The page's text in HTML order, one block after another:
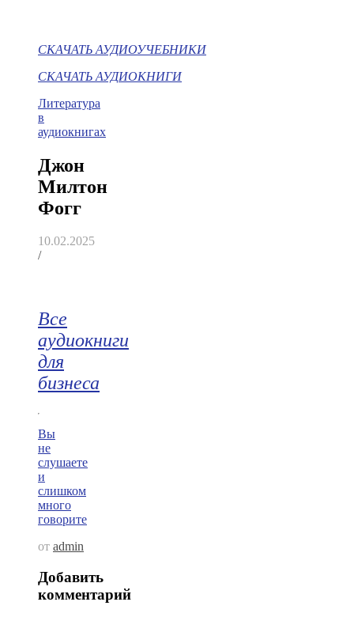
СКАЧАТЬ АУДИОУЧЕБНИКИ
СКАЧАТЬ АУДИОКНИГИ
Литература
в
аудиокнигах
Джон
Милтон
Фогг
10.02.2025
/
Все
аудиокниги
для
бизнеса
Вы
не
слушаете
и
слишком
много
говорите
от admin
Добавить
комментарий